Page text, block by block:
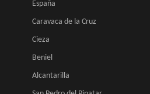
España
Caravaca de la Cruz
Cieza
Beniel
Alcantarilla